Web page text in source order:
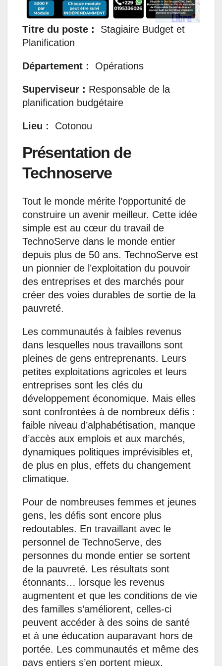
Titre du poste : Stagiaire Budget et
Planification
Département : Opérations
Superviseur : Responsable de la
planification budgétaire
Lieu : Cotonou
Présentation de
Technoserve
Tout le monde mérite l’opportunité de
construire un avenir meilleur. Cette idée
simple est au cœur du travail de
TechnoServe dans le monde entier
depuis plus de 50 ans. TechnoServe est
un pionnier de l’exploitation du pouvoir
des entreprises et des marchés pour
créer des voies durables de sortie de la
pauvreté.
Les communautés à faibles revenus
dans lesquelles nous travaillons sont
pleines de gens entreprenants. Leurs
petites exploitations agricoles et leurs
entreprises sont les clés du
développement économique. Mais elles
sont confrontées à de nombreux défis :
faible niveau d’alphabétisation, manque
d’accès aux emplois et aux marchés,
dynamiques politiques imprévisibles et,
de plus en plus, effets du changement
climatique.
Pour de nombreuses femmes et jeunes
gens, les défis sont encore plus
redoutables. En travaillant avec le
personnel de TechnoServe, des
personnes du monde entier se sortent
de la pauvreté. Les résultats sont
étonnants… lorsque les revenus
augmentent et que les conditions de vie
des familles s’améliorent, celles-ci
peuvent accéder à des soins de santé
et à une éducation auparavant hors de
portée. Les communautés et même des
pays entiers s’en portent mieux.